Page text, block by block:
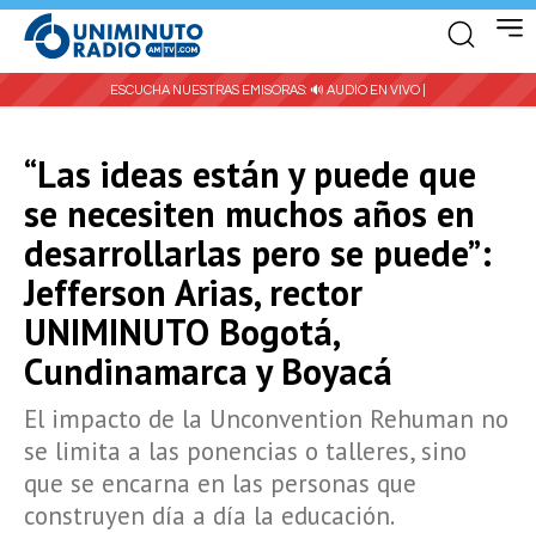
ESCUCHA NUESTRAS EMISORAS: 🔊 AUDIO EN VIVO |
“Las ideas están y puede que
se necesiten muchos años en
desarrollarlas pero se puede”:
Jefferson Arias, rector
UNIMINUTO Bogotá,
Cundinamarca y Boyacá
El impacto de la Unconvention Rehuman no
se limita a las ponencias o talleres, sino
que se encarna en las personas que
construyen día a día la educación.